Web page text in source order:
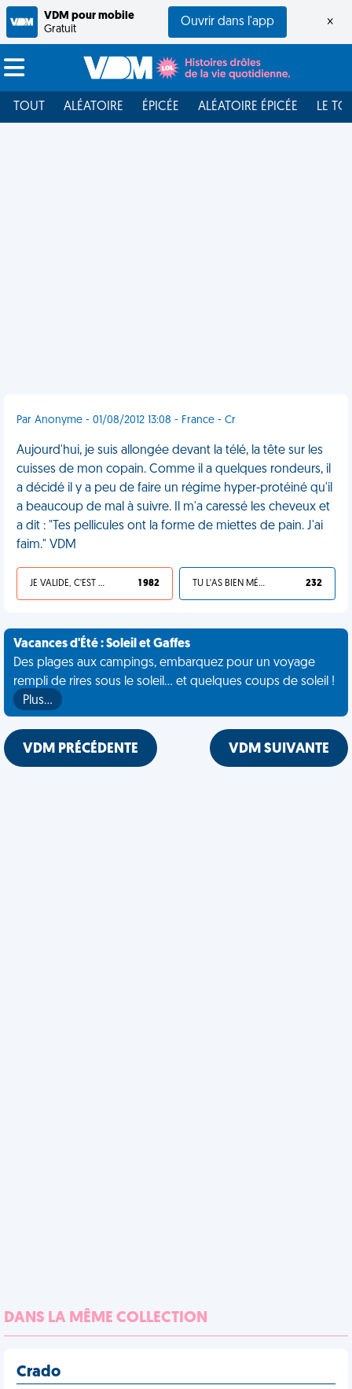
VDM pour mobile
Gratuit
Ouvrir dans l'app ×
TOUT ALÉATOIRE ÉPICÉE ALÉATOIRE ÉPICÉE LE
Par Anonyme - 01/08/2012 13:08 - France - Cr
Aujourd'hui, je suis allongée devant la télé, la tête sur les
cuisses de mon copain. Comme il a quelques rondeurs, il
a décidé il y a peu de faire un régime hyper-protéiné qu'il
a beaucoup de mal à suivre. Il m'a caressé les cheveux et
a dit : "Tes pellicules ont la forme de miettes de pain. J'ai
faim." VDM
JE VALIDE, C'EST UNE VDM 1 982 TU L'AS BIEN MÉRITÉ 232
Vacances d'Été : Soleil et Gaffes
Des plages aux campings, embarquez pour un voyage
rempli de rires sous le soleil... et quelques coups de soleil !
Plus…
VDM PRÉCÉDENTE VDM SUIVANTE
DANS LA MÊME COLLECTION
Crado